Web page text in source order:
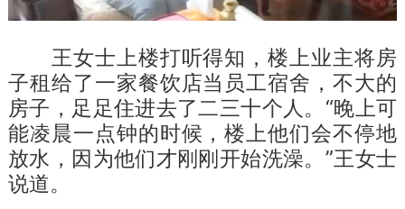
王女士上楼打听得知，楼上业主将房
子租给了一家餐饮店当员工宿舍，不大的
房子，足足住进去了二三十个人。“晚上可
能凌晨一点钟的时候，楼上他们会不停地
放水，因为他们才刚刚开始洗澡。”王女士
说道。